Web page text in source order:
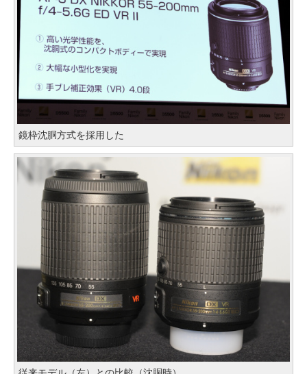
鏡枠沈胴方式を採用した